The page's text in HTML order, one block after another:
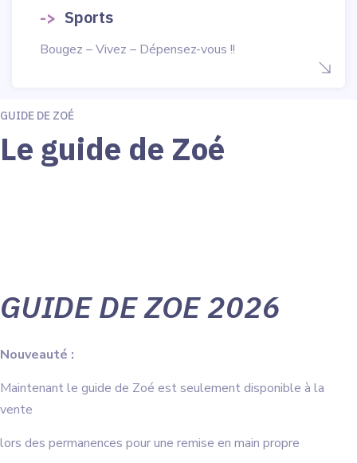
-> Sports
Bougez – Vivez – Dépensez-vous !!
GUIDE DE ZOÉ
Le guide de Zoé
GUIDE DE ZOE 2026
Nouveauté :
Maintenant le guide de Zoé est seulement disponible à la
vente
lors des permanences pour une remise en main propre